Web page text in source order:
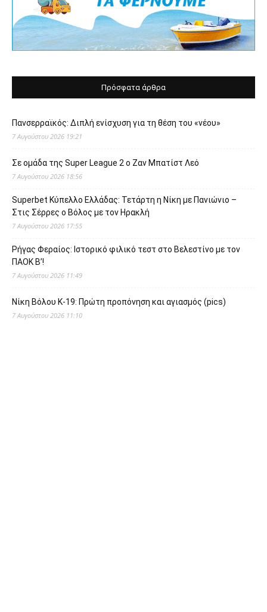
Πρόσφατα άρθρα
Πανσερραϊκός: Διπλή ενίσχυση για τη θέση του «νέου»
7 Αυγούστου 2026 19:21
Σε ομάδα της Super League 2 o Ζαν Μπατίστ Λεό
7 Αυγούστου 2026 18:56
Superbet Κύπελλο Ελλάδας: Τετάρτη η Νίκη με Πανιώνιο –
Στις Σέρρες ο Βόλος με τον Ηρακλή
7 Αυγούστου 2026 17:55
Ρήγας Φεραίος: Ιστορικό φιλικό τεστ στο Βελεστίνο με τον
ΠΑΟΚ Β’!
7 Αυγούστου 2026 11:49
Νίκη Βόλου Κ-19: Πρώτη προπόνηση και αγιασμός (pics)
7 Αυγούστου 2026 11:10